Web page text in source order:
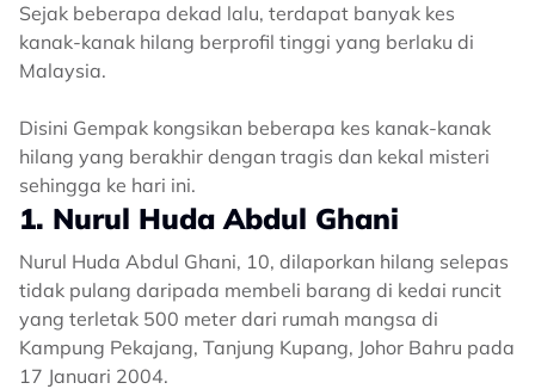
Sejak beberapa dekad lalu, terdapat banyak kes
kanak-kanak hilang berprofil tinggi yang berlaku di
Malaysia.
Disini Gempak kongsikan beberapa kes kanak-kanak
hilang yang berakhir dengan tragis dan kekal misteri
sehingga ke hari ini.
1. Nurul Huda Abdul Ghani
Nurul Huda Abdul Ghani, 10, dilaporkan hilang selepas
tidak pulang daripada membeli barang di kedai runcit
yang terletak 500 meter dari rumah mangsa di
Kampung Pekajang, Tanjung Kupang, Johor Bahru pada
17 Januari 2004.